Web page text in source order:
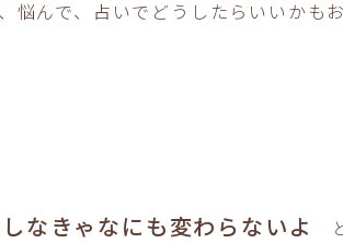
悩んで、占いでどうしたらいいかも
なきゃなにも変わらないよ